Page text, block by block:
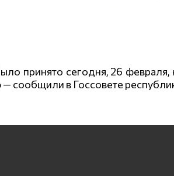
принято сегодня, 26 февраля,
сообщили в Госсовете